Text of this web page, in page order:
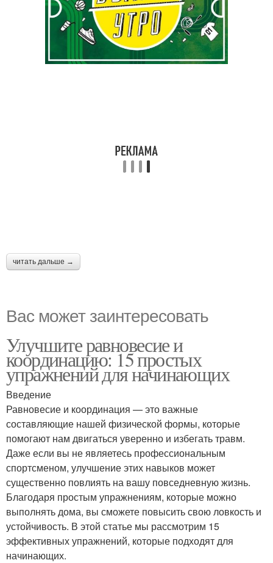
читать дальше →
Вас может заинтересовать
Улучшите равновесие и
координацию: 15 простых
упражнений для начинающих
Введение
Равновесие и координация — это важные
составляющие нашей физической формы, которые
помогают нам двигаться уверенно и избегать травм.
Даже если вы не являетесь профессиональным
спортсменом, улучшение этих навыков может
существенно повлиять на вашу повседневную жизнь.
Благодаря простым упражнениям, которые можно
выполнять дома, вы сможете повысить свою ловкость и
устойчивость. В этой статье мы рассмотрим 15
эффективных упражнений, которые подходят для
начинающих.